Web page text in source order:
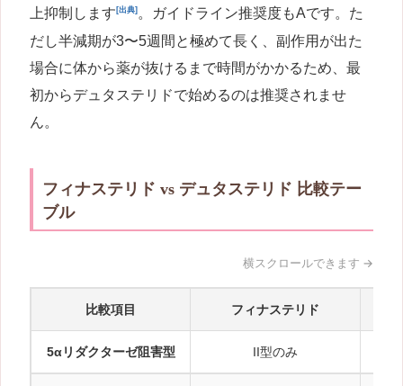
上抑制します [出典] 。ガイドライン推奨度もAです。た
だし半減期が3〜5週間と極めて長く、副作用が出た
場合に体から薬が抜けるまで時間がかかるため、最
初からデュタステリドで始めるのは推奨されませ
ん。
フィナステリド vs デュタステリド 比較テー
ブル
比較項目 フィナステリド
5αリダクターゼ阻害型 II型のみ